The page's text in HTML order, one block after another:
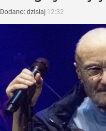
Dodano:dzisiaj 12:32